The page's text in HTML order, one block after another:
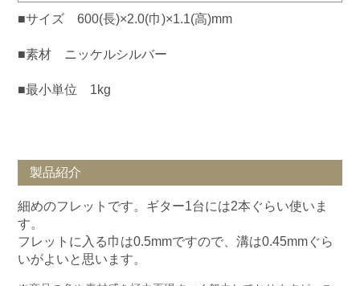
■サイズ 600(長)×2.0(巾)×1.1(高)mm
■素材 ニッケルシルバー
■最小単位 1kg
製品紹介
細めのフレットです。ギター1台には2本ぐらい使いま
す。
フレットに入る巾は0.5mmですので、溝は0.45mmぐら
いがよいと思います。